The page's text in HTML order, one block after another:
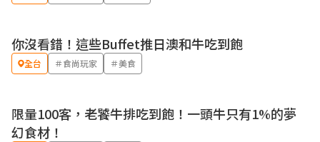
你沒看錯！這些Buffet推日澳和牛吃到飽
全台 ＃食尚玩家 ＃美食
限量100客，老饕牛排吃到飽！一頭牛只有1%的夢
幻食材！